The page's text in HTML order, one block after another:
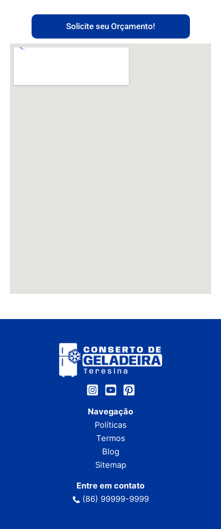
Solicite seu Orçamento!
Navegação
Políticas
Termos
Blog
Sitemap
Entre em contato
(86) 99999-9999